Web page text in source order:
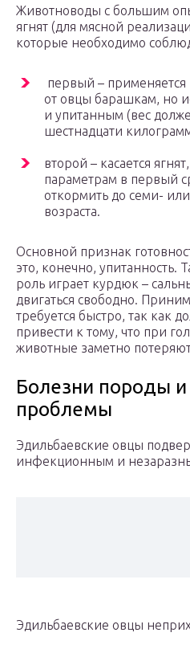
Животноводы с большим
ягнят (для мясной
которые необходимо
первый –
от овцы барашкам, но
и упитанным (вес
шестнадцати
второй – касается
параметрам в первый
откормить до семи-
возраста.
Основной признак
это, конечно, упитанность.
роль играет курдюк –
двигаться свободно.
требуется быстро, так как
привести к тому, что при
животные заметно
Болезни породы
проблемы
Эдильбаевские овцы
инфекционным и
Эдильбаевские овцы